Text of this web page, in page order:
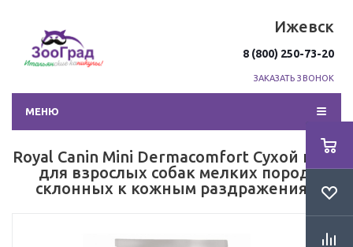
Ижевск
8 (800) 250-73-20
ЗАКАЗАТЬ ЗВОНОК
МЕНЮ
Royal Canin Mini Dermacomfort Сухой корм
для взрослых собак мелких пород,
склонных к кожным раздражениям